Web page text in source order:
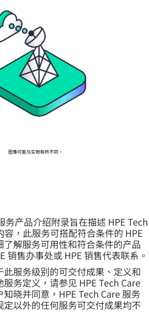
物车目前是空的
商店浏览、配置和订购。
立即购买
图像可能与实物有所不同。
务产品介绍附录旨在描述 HPE Tech
容，此服务可搭配符合条件的 HPE
了解服务可用性和符合条件的产品
销售办事处或 HPE 销售代表联系。
此服务级别的可交付成果、定义和
务定义，请参见 HPE Tech Care
晓并同意，HPE Tech Care 服务
定以外的任何服务可交付成果均不